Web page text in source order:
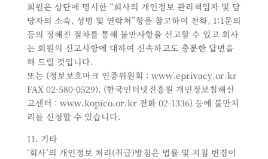
회원은 상단에 명시한 “회사의 개인정보 관리책임자 및 담
당자의 소속, 성명 및 연락처”항을 참고하여 전화, 1:1문의
등의 정해진 절차를 통해 불만사항을 신고할 수 있고 회사
는 회원의 신고사항에 대하여 신속하고도 충분한 답변을
해 드릴 것입니다.
또는 (정보보호마크 인증위원회 : www.eprivacy.or.kr
FAX 02-580-0529), (한국인터넷진흥원 개인정보침해신
고센터 : www.kopico.or.kr 전화 02-1336) 등에 불만처
리를 신청할 수 있습니다.
11. 기타
‘회사’의 개인정보 처리(취급)방침은 법률 및 지침 변경이